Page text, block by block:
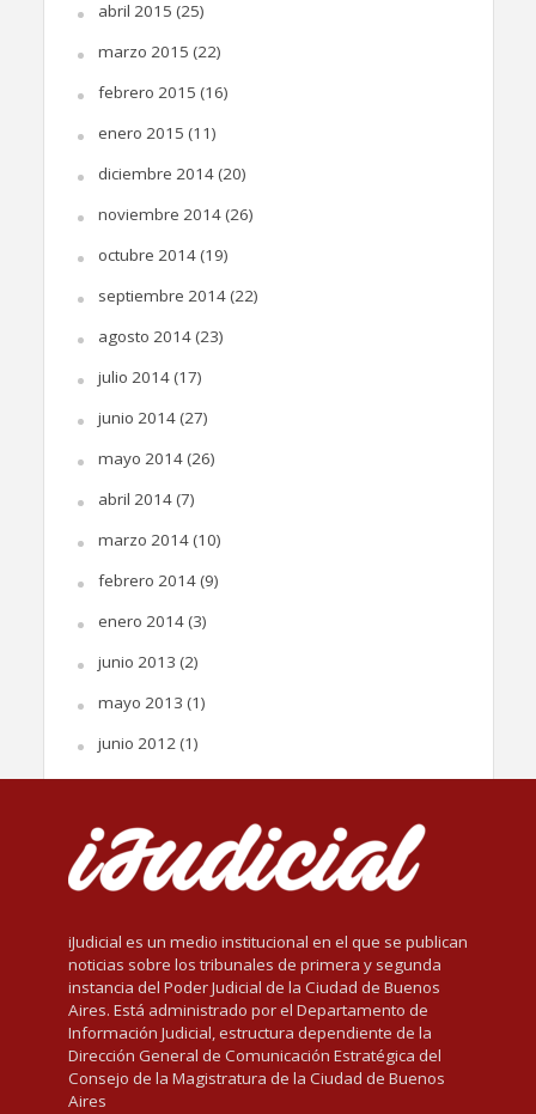
abril 2015 (25)
marzo 2015 (22)
febrero 2015 (16)
enero 2015 (11)
diciembre 2014(20)
noviembre 2014(26)
octubre 2014(19)
septiembre 2014(22)
agosto 2014(23)
julio 2014(17)
junio 2014(27)
mayo 2014(26)
abril 2014(7)
marzo 2014(10)
febrero 2014(9)
enero 2014(3)
junio 2013 (2)
mayo 2013 (1)
junio 2012(1)
iJudicial es un medio institucional en el que se publican
noticias sobre los tribunales de primera y segunda
instancia del Poder Judicial de la Ciudad de Buenos
Aires. Está administrado por el Departamento de
Información Judicial, estructura dependiente de la
Dirección General de Comunicación Estratégica del
Consejo de la Magistratura de la Ciudad de Buenos
Aires